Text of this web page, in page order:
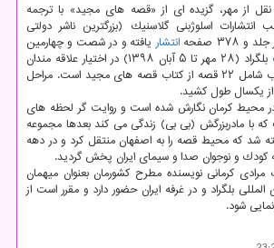
از مهر، گزیده ای از «قصه های مجید» با ترجمه
انتشارات اسلوژبنی گلاسنیك (بزرگترین ناشر دولتی
صفحه
انتشاریافته و در شصت و چهارمین
بلگراد (۲۸ مهر تا ۵ آبان ۱۳۹۸) در اختیار علاقه مندان
قرار گرفته است. این كتاب شامل ۲۲ قصه از كتاب قصه های مجید است. مراحل
از یكسال طول كشید.
محیط كرمان نگارش شده است و روایت گر لحظه های
با مادربزرگش (بی بی) زندگی می كند بعدها مجموعه
شد كه محیط قصه را به اصفهان منتقل كرد و در دهه
كودك و نوجوان صدا و سیمای ایران پخش گردید.
كرمانی نویسنده مطرح كشورمان بعنوان میهمان
المللی بلگراد و در غرفه ایران حضور دارد و مقرر است از
شود.